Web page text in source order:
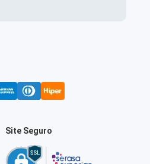
Site Seguro